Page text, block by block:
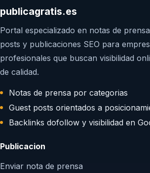
publicagratis.es
Portal especializado en notas de
posts y publicaciones SEO para
profesionales que buscan visibilidad
de calidad.
Notas de prensa por categorias
Guest posts orientados a
Backlinks dofollow y visibilidad en
Publicacion
Enviar nota de prensa